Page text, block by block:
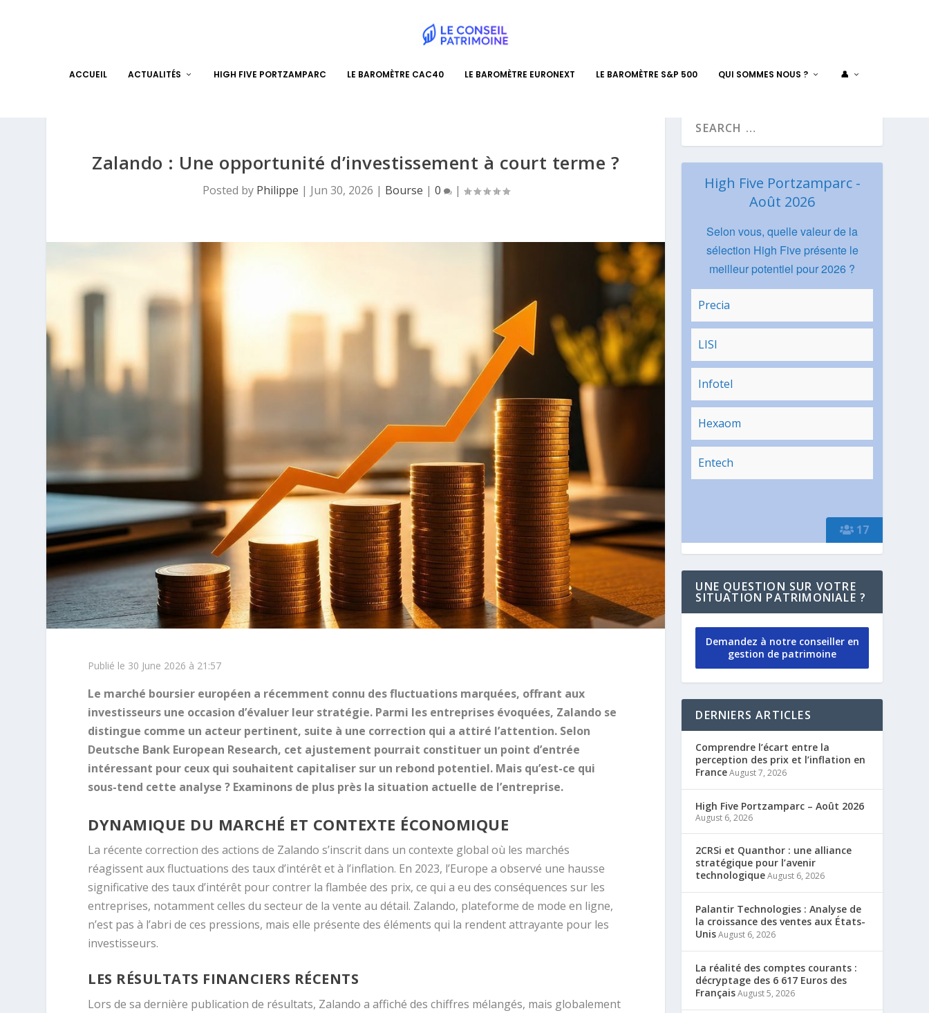
ACCUEIL ACTUALITÉS HIGH FIVE PORTZAMPARC LE BAROMÈTRE CAC40 LE BAROMÈTRE EURONEXT LE BAROMÈTRE S&P 500 QUI SOMMES NOUS ? 👤
Zalando : Une opportunité d’investissement à court terme ?
Posted by Philippe | Jun 30, 2026 | Bourse | 0 |
Publié le 30 June 2026 à 21:57
Le marché boursier européen a récemment connu des fluctuations marquées, offrant aux
investisseurs une occasion d’évaluer leur stratégie. Parmi les entreprises évoquées, Zalando se
distingue comme un acteur pertinent, suite à une correction qui a attiré l’attention. Selon
Deutsche Bank European Research, cet ajustement pourrait constituer un point d’entrée
intéressant pour ceux qui souhaitent capitaliser sur un rebond potentiel. Mais qu’est-ce qui
sous-tend cette analyse ? Examinons de plus près la situation actuelle de l’entreprise.
DYNAMIQUE DU MARCHÉ ET CONTEXTE ÉCONOMIQUE
La récente correction des actions de Zalando s’inscrit dans un contexte global où les marchés
réagissent aux fluctuations des taux d’intérêt et à l’inflation. En 2023, l’Europe a observé une hausse
significative des taux d’intérêt pour contrer la flambée des prix, ce qui a eu des conséquences sur les
entreprises, notamment celles du secteur de la vente au détail. Zalando, plateforme de mode en ligne,
n’est pas à l’abri de ces pressions, mais elle présente des éléments qui la rendent attrayante pour les
investisseurs.
LES RÉSULTATS FINANCIERS RÉCENTS
Lors de sa dernière publication de résultats, Zalando a affiché des chiffres mélangés, mais globalement
17
High Five Portzamparc -
Août 2026
Selon vous, quelle valeur de la
sélection High Five présente le
meilleur potentiel pour 2026 ?
Precia
LISI
Infotel
Hexaom
Entech
UNE QUESTION SUR VOTRE
SITUATION PATRIMONIALE ?
Demandez à notre conseiller en
gestion de patrimoine
DERNIERS ARTICLES
Comprendre l’écart entre la
perception des prix et l’inflation en
FranceAugust 7, 2026
High Five Portzamparc – Août 2026
August 6, 2026
2CRSi et Quanthor : une alliance
stratégique pour l’avenir
technologiqueAugust 6, 2026
Palantir Technologies : Analyse de
la croissance des ventes aux États-
UnisAugust 6, 2026
La réalité des comptes courants :
décryptage des 6 617 Euros des
FrançaisAugust 5, 2026